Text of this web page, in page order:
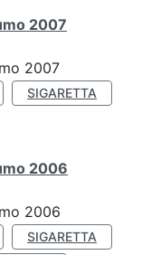
2007
2007
SIGARETTA
2006
2006
SIGARETTA